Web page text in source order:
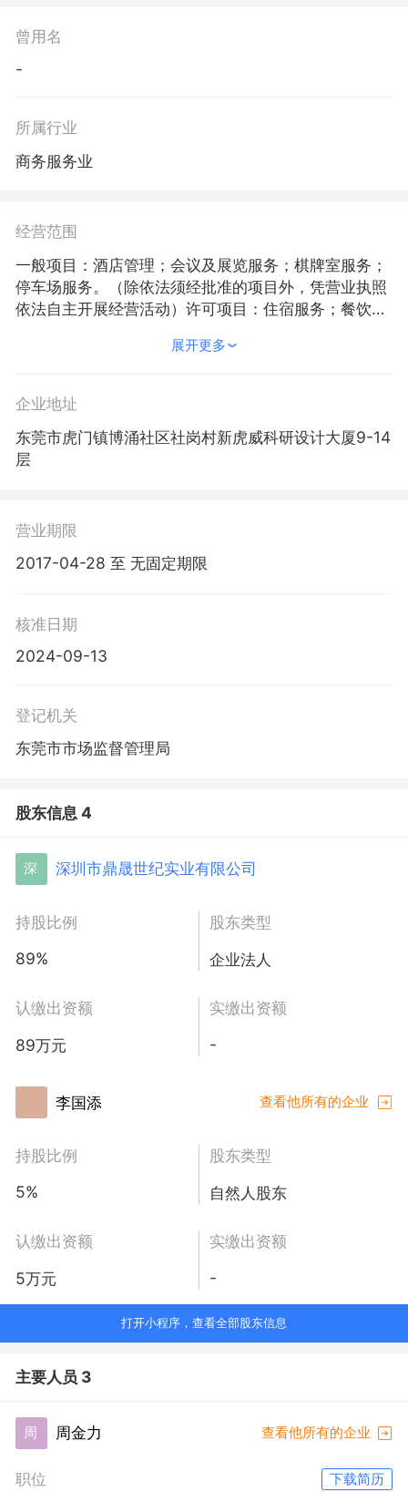
曾用名
-
所属行业
商务服务业
经营范围
一般项目：酒店管理；会议及展览服务；棋牌室服务；
停车场服务。（除依法须经批准的项目外，凭营业执照
依法自主开展经营活动）许可项目：住宿服务；餐饮服
展经营活动，具体经营项目以相关部门批准文件或许可
展开更多
企业地址
东莞市虎门镇博涌社区社岗村新虎威科研设计大厦9-14
层
营业期限
2017-04-28 至 无固定期限
核准日期
2024-09-13
登记机关
东莞市市场监督管理局
股东信息 4
深 深圳市鼎晟世纪实业有限公司
持股比例
89%
股东类型
企业法人
认缴出资额
89万元
实缴出资额
-
李国添 查看他所有的企业
持股比例
5%
股东类型
自然人股东
认缴出资额
5万元
实缴出资额
-
打开小程序，查看全部股东信息
主要人员 3
周 周金力 查看他所有的企业
职位 下载简历